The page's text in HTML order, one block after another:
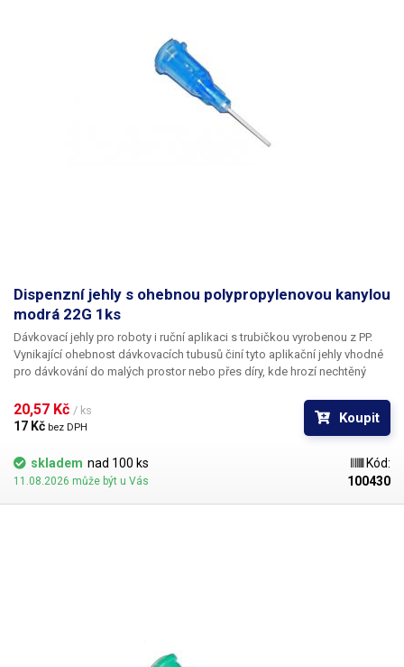
Dispenzní jehly s ohebnou polypropylenovou kanylou
modrá 22G 1ks
Dávkovací jehly pro roboty i ruční aplikaci s trubičkou vyrobenou z PP.
Vynikající ohebnost dávkovacích tubusů činí tyto aplikační jehly vhodné
pro dávkování do malých prostor nebo přes díry, kde hrozí nechtěný
popřípadě hrozí poškození obrobku nechtěným kontaktem s hrotem
jehly.
20,57 Kč / ks
17 Kč bez DPH
Koupit
skladem nad 100 ks
11.08.2026 může být u Vás
Kód:
100430